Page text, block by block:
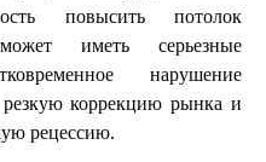
повысить потолок
иметь серьезные
нарушение
резкую коррекцию рынка и
рецессию.